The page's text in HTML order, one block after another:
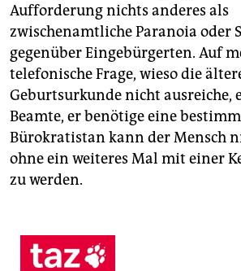
Aufforderung nichts anderes als
zwischenamtliche Paranoia oder
gegenüber Eingebürgerten. Auf
telefonische Frage, wieso die
Geburtsurkunde nicht ausreiche,
Beamte, er benötige eine
Bürokratistan kann der Mensch
ohne ein weiteres Mal mit einer
zu werden.